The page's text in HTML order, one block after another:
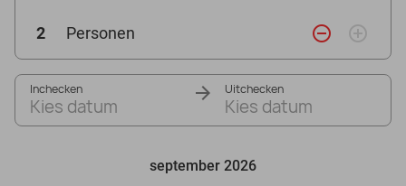
2 Personen remove_circle_outline add_circle_outline
Inchecken
Kies datum
Uitchecken
Kies datum
september 2026